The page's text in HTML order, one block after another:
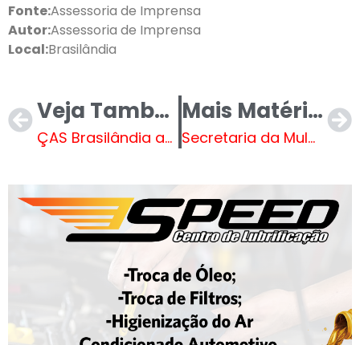
Fonte:Assessoria de Imprensa
Autor:Assessoria de Imprensa
Local:Brasilândia
Veja Também
ÇAS Brasilândia apresenta as receitas e despesas da Prefeitura do 2º semestre de 2024
Mais Matérias
Secretaria da Mulher realiza ação do Janeiro Branco em Brasilândia